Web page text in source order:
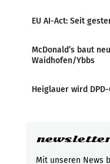
EU AI-Act: Seit
McDonald’s baut
Waidhofen/Ybbs
Heiglauer wird
Mit unseren News